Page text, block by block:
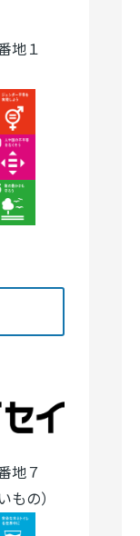
地１
地７
の）